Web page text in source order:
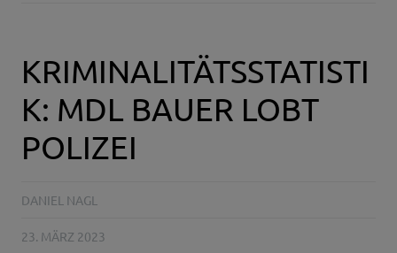
KRIMINALITÄTSSTATISTI
K: MDL BAUER LOBT
POLIZEI
DANIEL NAGL
23. MÄRZ 2023